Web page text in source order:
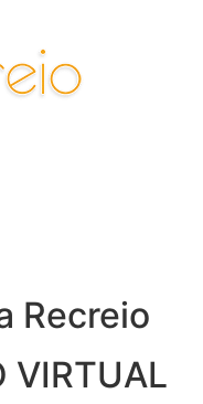
Recreio
VIRTUAL